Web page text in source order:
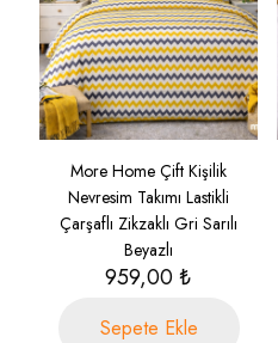
More Home Çift Kişilik
Nevresim Takımı Lastikli
Çarşaflı Zikzaklı Gri Sarılı
Beyazlı
959,00₺
Sepete Ekle